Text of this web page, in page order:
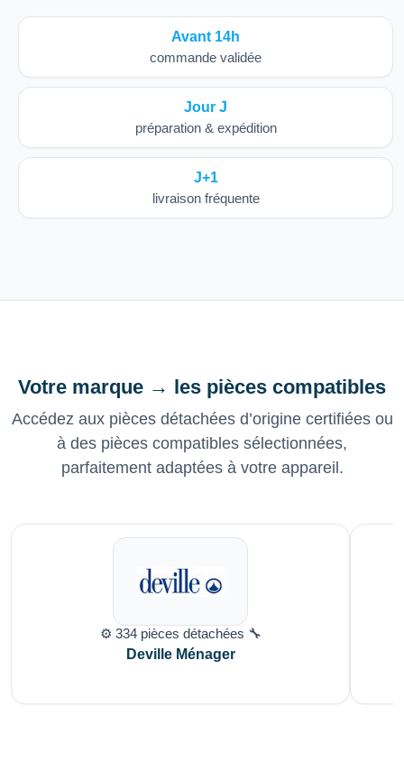
Avant 14h
commande validée
Jour J
préparation & expédition
J+1
livraison fréquente
Votre marque → les pièces compatibles
Accédez aux pièces détachées d’origine certifiées ou
à des pièces compatibles sélectionnées,
parfaitement adaptées à votre appareil.
⚙️ 334 pièces détachées 🔧
Deville Ménager